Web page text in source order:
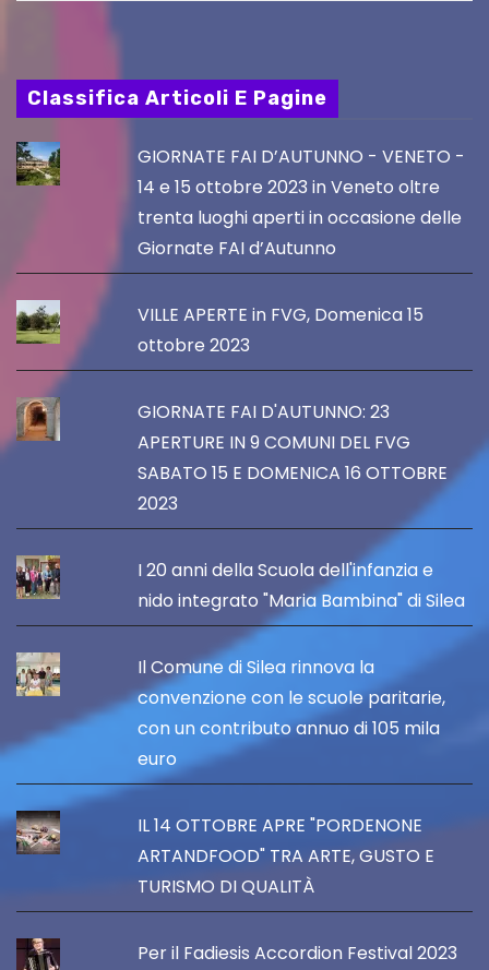
Classifica Articoli E Pagine
GIORNATE FAI D’AUTUNNO - VENETO -
14 e 15 ottobre 2023 in Veneto oltre
trenta luoghi aperti in occasione delle
Giornate FAI d’Autunno
VILLE APERTE in FVG, Domenica 15
ottobre 2023
GIORNATE FAI D'AUTUNNO: 23
APERTURE IN 9 COMUNI DEL FVG
SABATO 15 E DOMENICA 16 OTTOBRE
2023
I 20 anni della Scuola dell'infanzia e
nido integrato "Maria Bambina" di Silea
Il Comune di Silea rinnova la
convenzione con le scuole paritarie,
con un contributo annuo di 105 mila
euro
IL 14 OTTOBRE APRE "PORDENONE
ARTANDFOOD" TRA ARTE, GUSTO E
TURISMO DI QUALITÀ
Per il Fadiesis Accordion Festival 2023